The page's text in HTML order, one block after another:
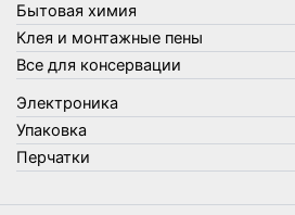
Хозяйственные товары
Швабры, стекломои, черенки и
Шнуры, веревки и шпагаты
Электроника
Элементы питания
Бытовая химия
Клея и монтажные пены
Все для консервации
Электроника
Упаковка
Перчатки